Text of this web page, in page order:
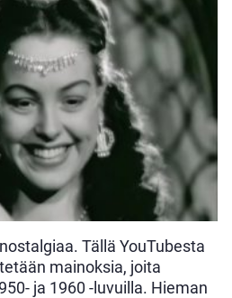
Tällä YouTubesta
mainoksia, joita
ja 1960 -luvuilla. Hieman